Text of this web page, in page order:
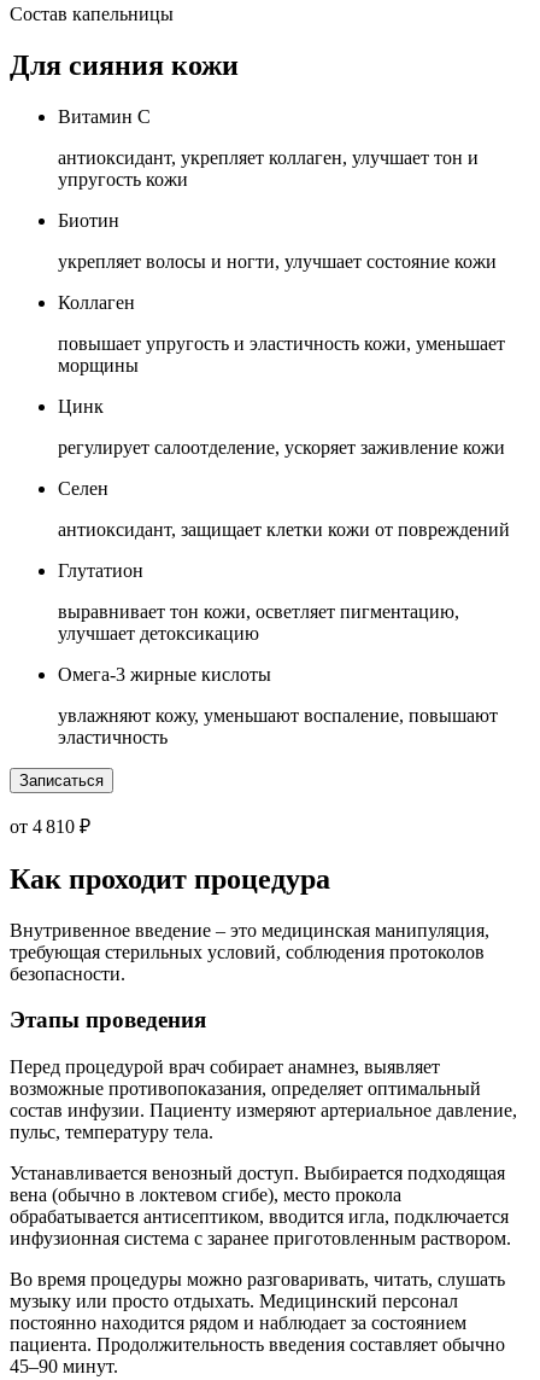
Состав капельницы
Для сияния кожи
Витамин C
антиоксидант, укрепляет коллаген, улучшает тон и
упругость кожи
Биотин
укрепляет волосы и ногти, улучшает состояние кожи
Коллаген
повышает упругость и эластичность кожи, уменьшает
морщины
Цинк
регулирует салоотделение, ускоряет заживление кожи
Селен
антиоксидант, защищает клетки кожи от повреждений
Глутатион
выравнивает тон кожи, осветляет пигментацию,
улучшает детоксикацию
Омега-3 жирные кислоты
увлажняют кожу, уменьшают воспаление, повышают
эластичность
Записаться
от 4 810 ₽
Как проходит процедура
Внутривенное введение – это медицинская манипуляция,
требующая стерильных условий, соблюдения протоколов
безопасности.
Этапы проведения
Перед процедурой врач собирает анамнез, выявляет
возможные противопоказания, определяет оптимальный
состав инфузии. Пациенту измеряют артериальное давление,
пульс, температуру тела.
Устанавливается венозный доступ. Выбирается подходящая
вена (обычно в локтевом сгибе), место прокола
обрабатывается антисептиком, вводится игла, подключается
инфузионная система с заранее приготовленным раствором.
Во время процедуры можно разговаривать, читать, слушать
музыку или просто отдыхать. Медицинский персонал
постоянно находится рядом и наблюдает за состоянием
пациента. Продолжительность введения составляет обычно
45–90 минут.